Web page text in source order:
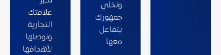
ونخلي
جمهورك
يتفاعل
معها
علامتك
التجارية
ونوصلها
لأهدافها